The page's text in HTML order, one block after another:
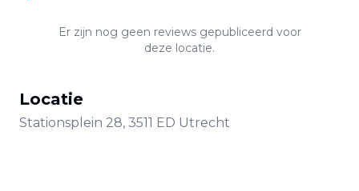
Er zijn nog geen reviews gepubliceerd voor
deze locatie.
Locatie
Stationsplein 28, 3511 ED Utrecht